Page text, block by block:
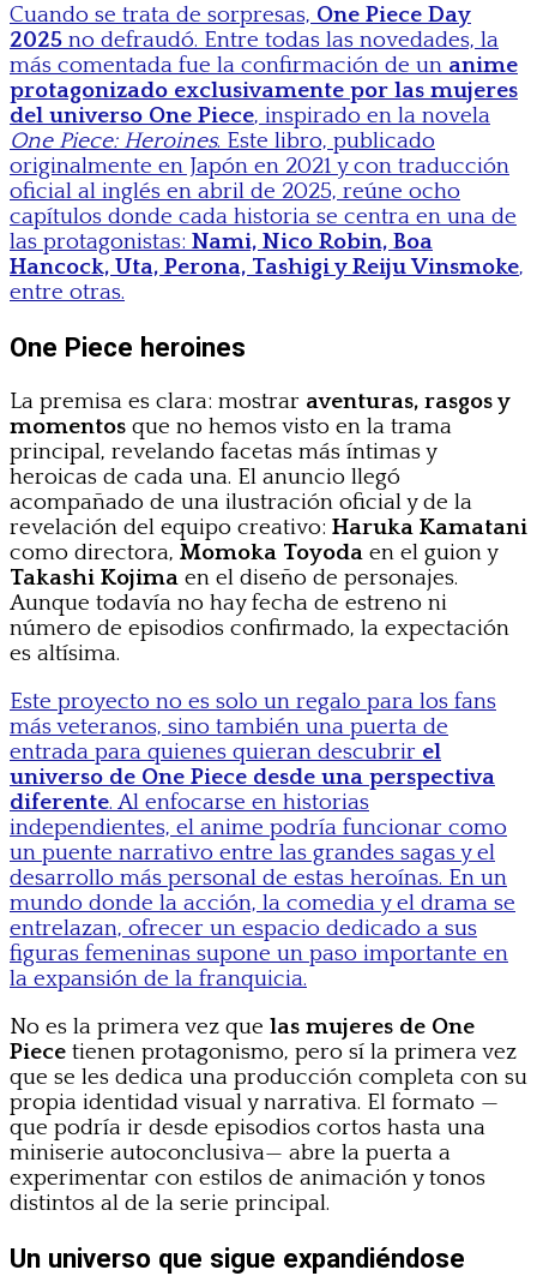
Cuando se trata de sorpresas, One Piece Day
2025 no defraudó. Entre todas las novedades, la
más comentada fue la confirmación de un anime
protagonizado exclusivamente por las mujeres
del universo One Piece, inspirado en la novela
One Piece: Heroines. Este libro, publicado
originalmente en Japón en 2021 y con traducción
oficial al inglés en abril de 2025, reúne ocho
capítulos donde cada historia se centra en una de
las protagonistas: Nami, Nico Robin, Boa
Hancock, Uta, Perona, Tashigi y Reiju Vinsmoke,
entre otras.
One Piece heroines
La premisa es clara: mostrar aventuras, rasgos y
momentos que no hemos visto en la trama
principal, revelando facetas más íntimas y
heroicas de cada una. El anuncio llegó
acompañado de una ilustración oficial y de la
revelación del equipo creativo: Haruka Kamatani
como directora, Momoka Toyoda en el guion y
Takashi Kojima en el diseño de personajes.
Aunque todavía no hay fecha de estreno ni
número de episodios confirmado, la expectación
es altísima.
Este proyecto no es solo un regalo para los fans
más veteranos, sino también una puerta de
entrada para quienes quieran descubrir el
universo de One Piece desde una perspectiva
diferente. Al enfocarse en historias
independientes, el anime podría funcionar como
un puente narrativo entre las grandes sagas y el
desarrollo más personal de estas heroínas. En un
mundo donde la acción, la comedia y el drama se
entrelazan, ofrecer un espacio dedicado a sus
figuras femeninas supone un paso importante en
la expansión de la franquicia.
No es la primera vez que las mujeres de One
Piece tienen protagonismo, pero sí la primera vez
que se les dedica una producción completa con su
propia identidad visual y narrativa. El formato —
que podría ir desde episodios cortos hasta una
miniserie autoconclusiva— abre la puerta a
experimentar con estilos de animación y tonos
distintos al de la serie principal.
Un universo que sigue expandiéndose